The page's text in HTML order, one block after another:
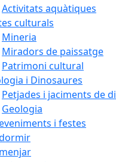
Activitats aquàtiques
culturals
Mineria
Miradors de paissatge
Patrimoni cultural
i Dinosaures
Petjades i jaciments de
Geologia
i festes